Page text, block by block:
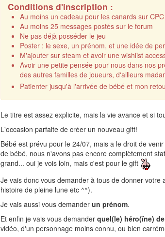
Conditions d'inscription :
Au moins un cadeau pour les canards sur
Au moins 25 messages postés sur le forum
Ne pas déjà posséder le jeu
Poster : le sexe, un prénom, et une idée de
M'ajouter sur steam et avoir une wishlist
Avoir une petite pensée pour nous dans nos
des autres familles de joueurs, d'ailleurs
Patienter jusqu'à l'arrivée de bébé et mon
Le titre est assez explicite, mais la vie avance et si
L'occasion parfaite de créer un nouveau gift!
Bébé est prévu pour le 24/07, mais a le droit de
de bébé, nous n'avons pas encore complètement
grand... oui je vois loin, mais c'est pour le gift
Je vais donc vous demander à tous de donner votre
histoire de pleine lune etc ^^).
Je vais aussi vous demander un prénom.
Et enfin je vais vous demander quel(le) héro(ïne)
vidéo, d'un personnage moins connu, ou bien